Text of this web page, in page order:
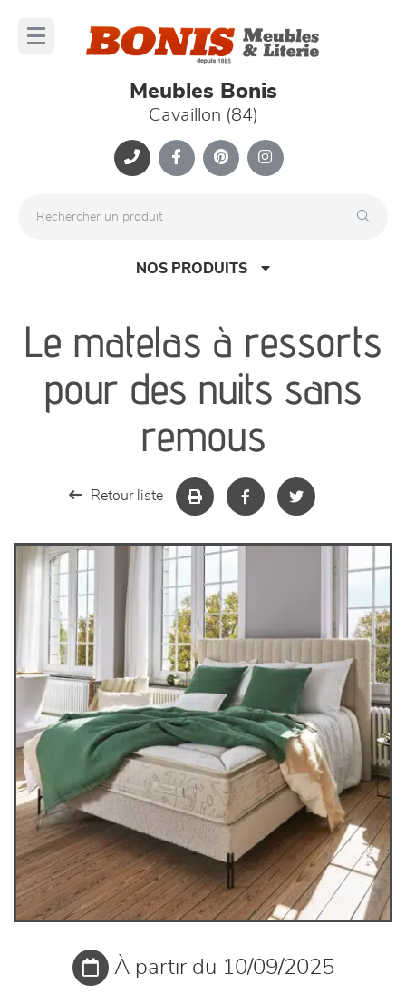
Meubles Bonis
Cavaillon (84)
NOS PRODUITS
canapés et fauteuils
séjours
chambres et dressing
literie
décoration
Le matelas à ressorts
pour des nuits sans
remous
Retour liste
À partir du 10/09/2025